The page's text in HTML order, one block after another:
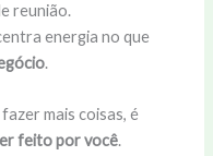
reunião.
energia no que
.
mais coisas, é
feito por você.